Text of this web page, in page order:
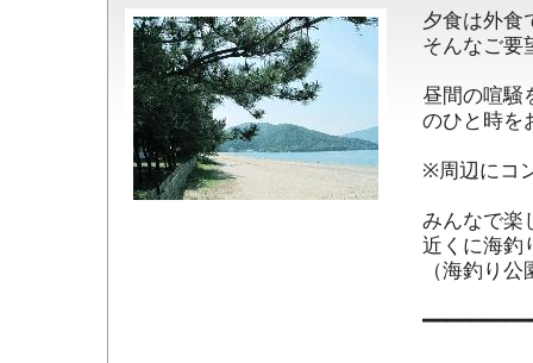
夕食は外食
そんなご要
昼間の喧騒
のひと時を
※周辺にコ
みんなで楽
近くに海釣
（海釣り